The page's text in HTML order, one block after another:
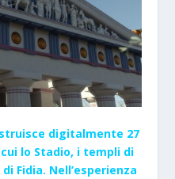
digitalmente 27
lo Stadio, i templi di
Fidia. Nell’esperienza